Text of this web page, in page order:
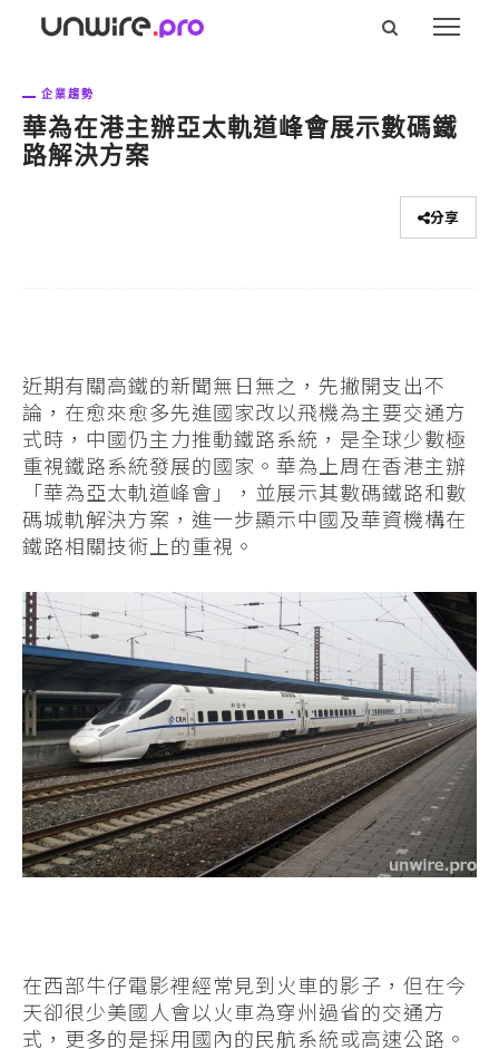
企業趨勢
華為在港主辦亞太軌道峰會展示數碼鐵
路解決方案
分享
近期有關高鐵的新聞無日無之，先撇開支出不
論，在愈來愈多先進國家改以飛機為主要交通方
式時，中國仍主力推動鐵路系統，是全球少數極
重視鐵路系統發展的國家。華為上周在香港主辦
「華為亞太軌道峰會」，並展示其數碼鐵路和數
碼城軌解決方案，進一步顯示中國及華資機構在
鐵路相關技術上的重視。
在西部牛仔電影裡經常見到火車的影子，但在今
天卻很少美國人會以火車為穿州過省的交通方
式，更多的是採用國內的民航系統或高速公路。